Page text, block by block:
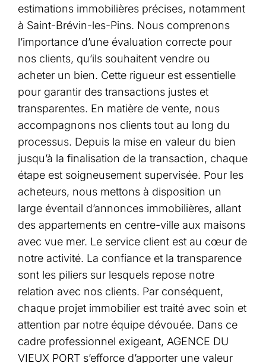
estimations immobilières précises, notamment
à Saint-Brévin-les-Pins. Nous comprenons
l’importance d’une évaluation correcte pour
nos clients, qu’ils souhaitent vendre ou
acheter un bien. Cette rigueur est essentielle
pour garantir des transactions justes et
transparentes. En matière de vente, nous
accompagnons nos clients tout au long du
processus. Depuis la mise en valeur du bien
jusqu’à la finalisation de la transaction, chaque
étape est soigneusement supervisée. Pour les
acheteurs, nous mettons à disposition un
large éventail d’annonces immobilières, allant
des appartements en centre-ville aux maisons
avec vue mer. Le service client est au cœur de
notre activité. La confiance et la transparence
sont les piliers sur lesquels repose notre
relation avec nos clients. Par conséquent,
chaque projet immobilier est traité avec soin et
attention par notre équipe dévouée. Dans ce
cadre professionnel exigeant, AGENCE DU
VIEUX PORT s’efforce d’apporter une valeur